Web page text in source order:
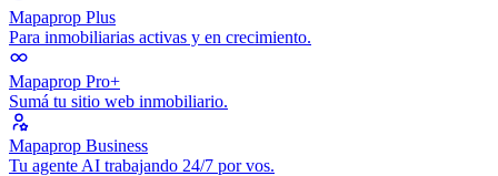
Mapaprop Plus
Para inmobiliarias activas y en crecimiento.
Mapaprop Pro+
Sumá tu sitio web inmobiliario.
Mapaprop Business
Tu agente AI trabajando 24/7 por vos.